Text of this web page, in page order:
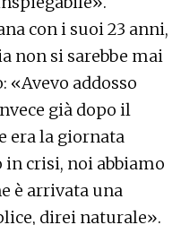
con i suoi 23 anni,
non si sarebbe mai
addosso
già dopo il
era la giornata
in crisi, noi abbiamo
è arrivata una
direi naturale».